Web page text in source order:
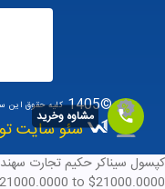
©1405 کلیه حقوق این
سئو سایت
کپسول سیناکر حکیم تجارت سهند
21000.0000 to $21000.0000
مشاوه وخرید